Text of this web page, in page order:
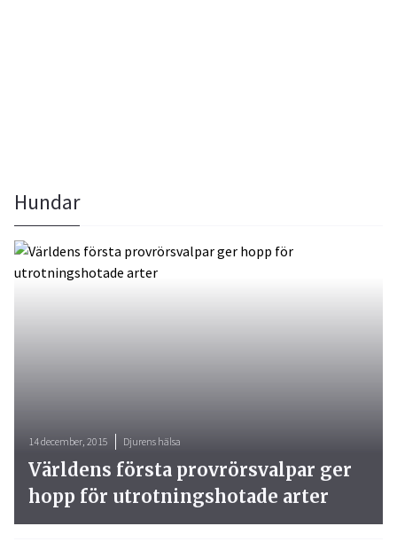
Hundar
14 december, 2015 Djurens hälsa
Världens första provrörsvalpar ger
hopp för utrotningshotade arter